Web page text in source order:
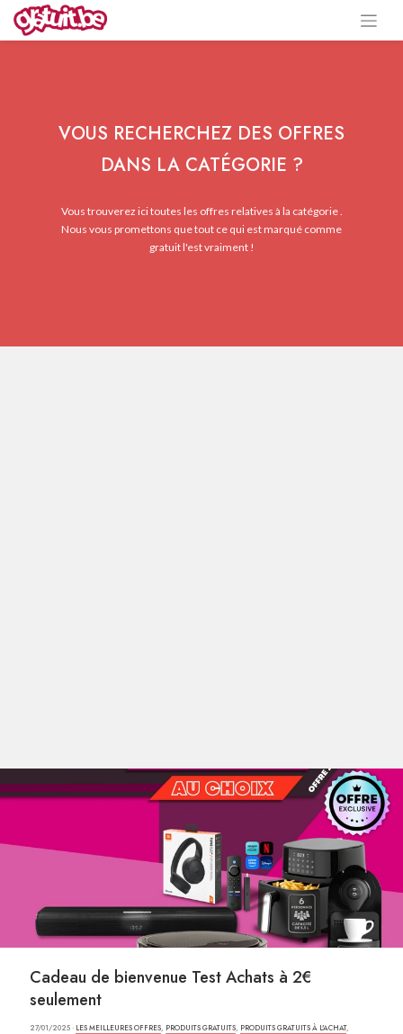
VOUS RECHERCHEZ DES OFFRES
DANS LA CATÉGORIE ?
Vous trouverez ici toutes les offres relatives à la catégorie .
Nous vous promettons que tout ce qui est marqué comme
gratuit l'est vraiment !
Cadeau de bienvenue Test Achats à 2€
seulement
27/01/2025 · LES MEILLEURES OFFRES, PRODUITS GRATUITS, PRODUITS GRATUITS À L'ACHAT,